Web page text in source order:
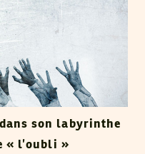
son labyrinthe
« l’oubli »